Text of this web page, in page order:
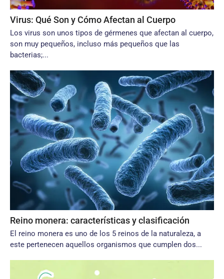
Virus: Qué Son y Cómo Afectan al Cuerpo
Los virus son unos tipos de gérmenes que afectan al cuerpo,
son muy pequeños, incluso más pequeños que las
bacterias;...
Reino monera: características y clasificación
El reino monera es uno de los 5 reinos de la naturaleza, a
este pertenecen aquellos organismos que cumplen dos...